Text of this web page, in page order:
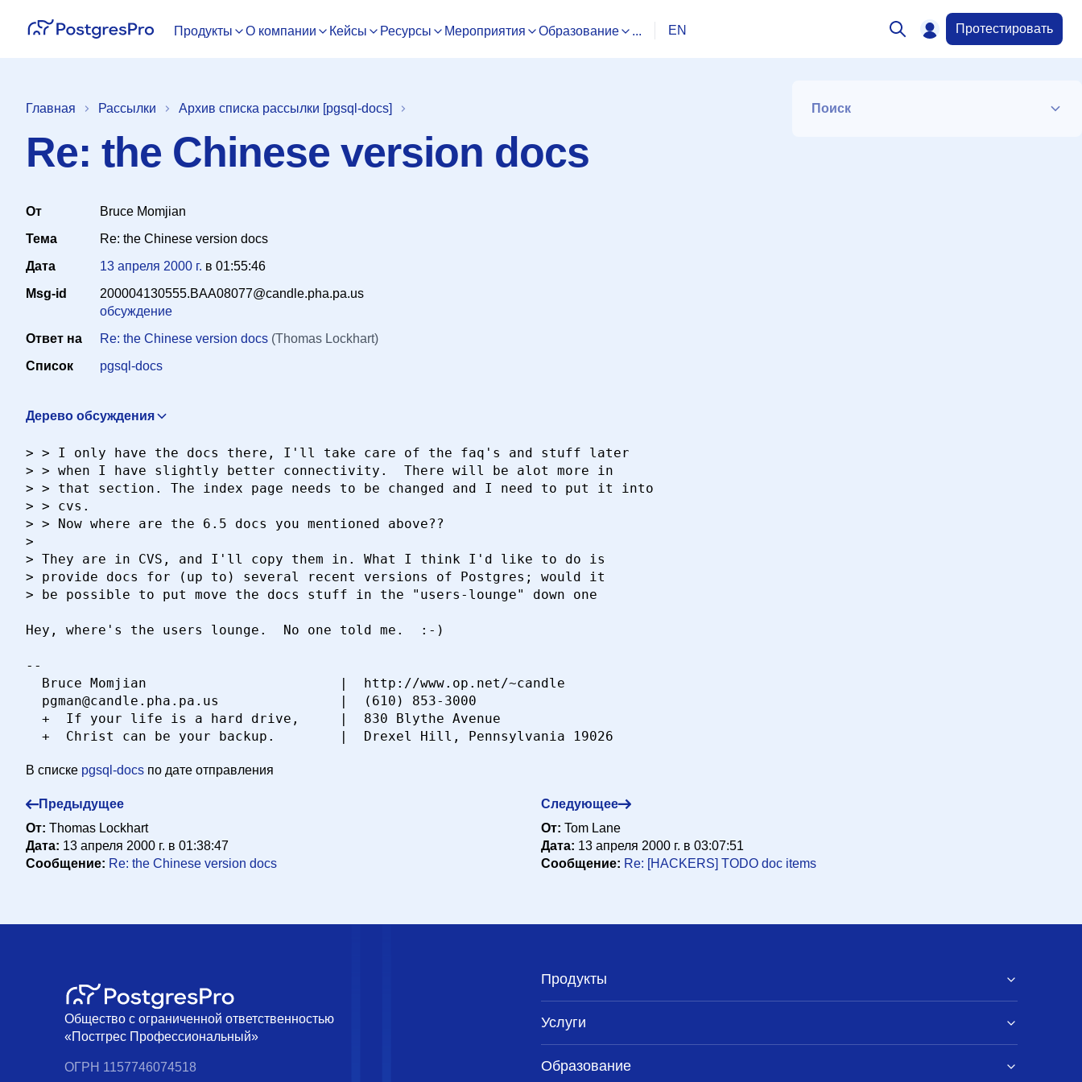
Продукты О компании Кейсы Ресурсы Мероприятия Образование ... EN Протестировать
Главная Рассылки Архив списка рассылки [pgsql-docs]
Re: the Chinese version docs
Поиск
От
Bruce Momjian
Тема
Re: the Chinese version docs
Дата
13 апреля 2000 г. в 01:55:46
Msg-id
200004130555.BAA08077@candle.pha.pa.us
обсуждение
Ответ на
Re: the Chinese version docs (Thomas Lockhart)
Список
pgsql-docs
Дерево обсуждения
> > I only have the docs there, I'll take care of the faq's and stuff later
> > when I have slightly better connectivity.  There will be alot more in
> > that section. The index page needs to be changed and I need to put it into
> > cvs.
> > Now where are the 6.5 docs you mentioned above??
>
> They are in CVS, and I'll copy them in. What I think I'd like to do is
> provide docs for (up to) several recent versions of Postgres; would it
> be possible to put move the docs stuff in the "users-lounge" down one
Hey, where's the users lounge.  No one told me.  :-)
--
  Bruce Momjian                        |  http://www.op.net/~candle
  pgman@candle.pha.pa.us               |  (610) 853-3000
  +  If your life is a hard drive,     |  830 Blythe Avenue
В списке pgsql-docs по дате отправления
Предыдущее
От: Thomas Lockhart
Дата: 13 апреля 2000 г. в 01:38:47
Сообщение: Re: the Chinese version docs
Следующее
От: Tom Lane
Дата: 13 апреля 2000 г. в 03:07:51
Сообщение: Re: [HACKERS] TODO doc items
Общество с ограниченной ответственностью
«Постгрес Профессиональный»
ОГРН 1157746074518
Продукты
Услуги
Образование